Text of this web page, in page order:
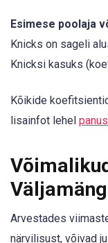
Esimese poolaja
Knicks on sageli
Knicksi kasuks
Kõikide
lisainfot lehel
Arvestades
närvilisust, võivad